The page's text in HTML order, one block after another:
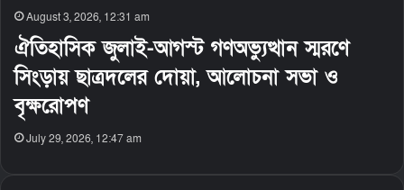
August 3, 2026, 12:31 am
ঐতিহাসিক জুলাই-আগস্ট গণঅভ্যুত্থান স্মরণে
সিংড়ায় ছাত্রদলের দোয়া, আলোচনা সভা ও
বৃক্ষরোপণ
July 29, 2026, 12:47 am